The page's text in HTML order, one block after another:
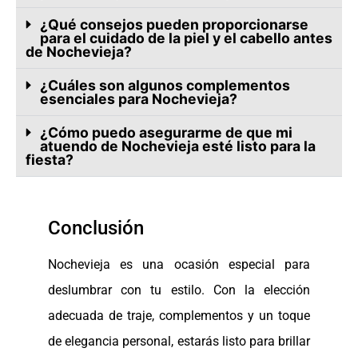
¿Qué consejos pueden proporcionarse
para el cuidado de la piel y el cabello antes
de Nochevieja?
¿Cuáles son algunos complementos
esenciales para Nochevieja?
¿Cómo puedo asegurarme de que mi
atuendo de Nochevieja esté listo para la
fiesta?
Conclusión
Nochevieja es una ocasión especial para
deslumbrar con tu estilo. Con la elección
adecuada de traje, complementos y un toque
de elegancia personal, estarás listo para brillar